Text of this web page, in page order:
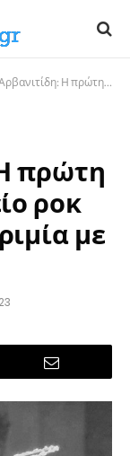
ντράμερ σε γυναικείο ροκ συγκρότημα! Η γνωριμία με τον Πασχάλη
πρώτη
ροκ
με